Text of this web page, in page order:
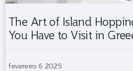
The Art of Island
You Have to Visit in
fevereiro 6 2025